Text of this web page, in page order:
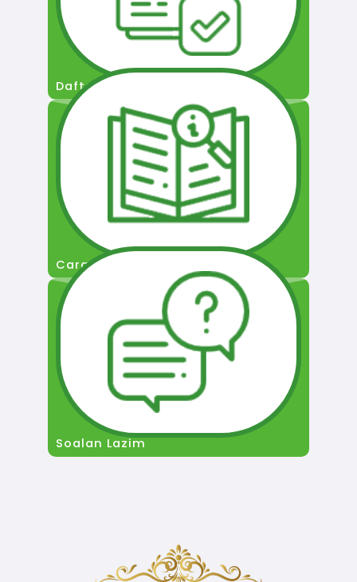
Daftar Pengguna
Cara Permohonan
Soalan Lazim